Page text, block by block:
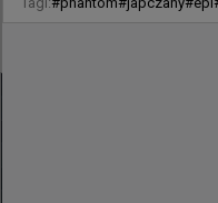
28 minut temu